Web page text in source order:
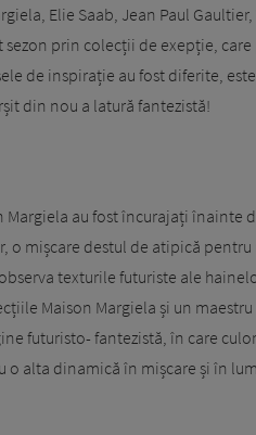
Elie Saab, Jean Paul
sezon prin colecții de exepție,
de inspirație au fost diferite,
din nou a latură fantezistă!
au fost încurajați înainte
o mișcare destul de atipică
texturile futuriste ale
Maison Margiela și un
futuristo- fantezistă, în care
o alta dinamică în mișcare și în